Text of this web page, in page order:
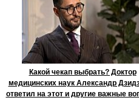
Какой чекап выбрать? Доктор
медицинских наук Александр
ответил на этот и другие важные